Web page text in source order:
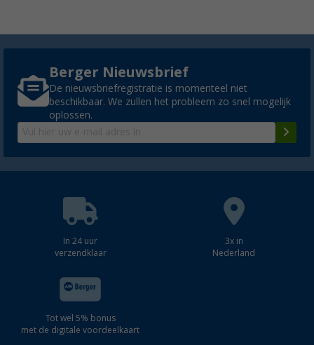
Berger Nieuwsbrief
De nieuwsbriefregistratie is momenteel niet
beschikbaar. We zullen het probleem zo snel mogelijk
oplossen.
In 24 uur
verzendklaar
3x in
Nederland
Tot wel 5% bonus
met de digitale voordeelkaart